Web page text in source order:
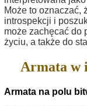
Może to oznaczać,
introspekcji i
może zachęcać do
życiu, a także do
Armata w
Armata na polu